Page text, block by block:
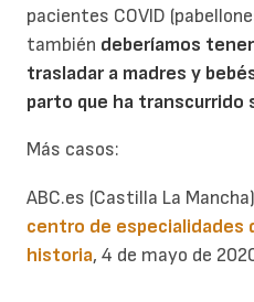
pacientes COVID
también deberíamos
trasladar a madres y
parto que ha transcurrido
Más casos:
ABC.es (Castilla La
centro de especialidades
historia, 4 de mayo de